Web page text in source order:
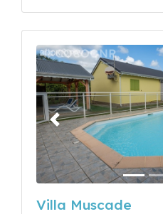
Précédent
Villa Muscade